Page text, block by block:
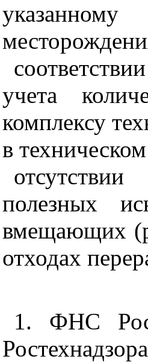
учета
комплексу
в
полезных
вмещающих
отходах
1. ФНС